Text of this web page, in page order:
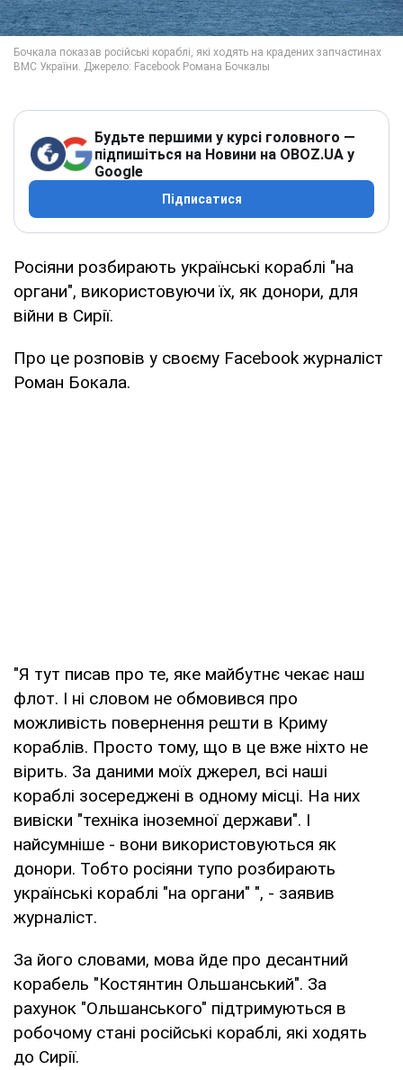
Будьте першими у курсі головного —
підпишіться на Новини на OBOZ.UA у
Google
Підписатися
Росіяни розбирають українські кораблі "на
органи", використовуючи їх, як донори, для
війни в Сирії.
Про це розповів у своєму Facebook журналіст
Роман Бокала.
"Я тут писав про те, яке майбутнє чекає наш
флот. І ні словом не обмовився про
можливість повернення решти в Криму
кораблів. Просто тому, що в це вже ніхто не
вірить. За даними моїх джерел, всі наші
кораблі зосереджені в одному місці. На них
вивіски "техніка іноземної держави". І
найсумніше - вони використовуються як
донори. Тобто росіяни тупо розбирають
українські кораблі "на органи" ", - заявив
журналіст.
За його словами, мова йде про десантний
корабель "Костянтин Ольшанський". За
рахунок "Ольшанського" підтримуються в
робочому стані російські кораблі, які ходять
до Сирії.